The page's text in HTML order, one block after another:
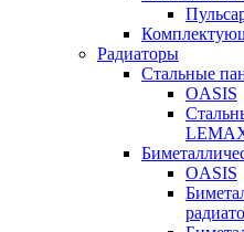
Радиаторы
Стальные
OASIS
OASIS